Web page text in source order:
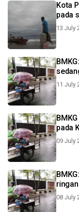
Kota
pada
13 July
11 July
pada
09 July
08 July